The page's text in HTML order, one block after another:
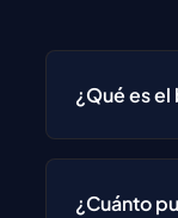
¿Qué es
¿Cuánto